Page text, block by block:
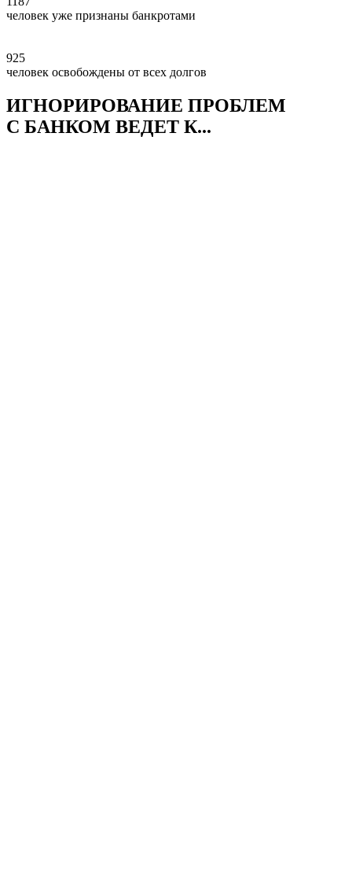
человек уже признаны банкротами
925
человек освобождены от всех долгов
ИГНОРИРОВАНИЕ ПРОБЛЕМ
С БАНКОМ ВЕДЕТ К...